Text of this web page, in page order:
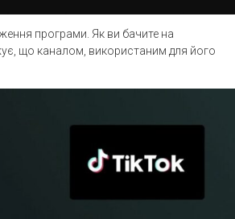
програми. Як ви бачите на
що каналом, використаним для його